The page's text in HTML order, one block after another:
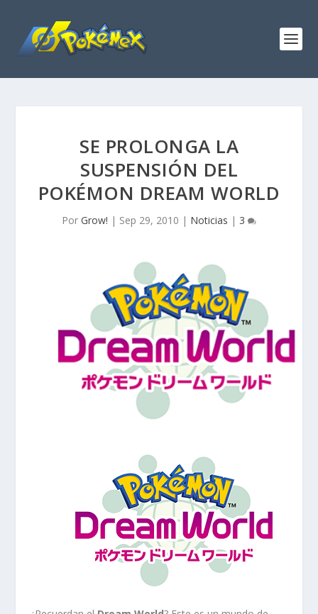
SE PROLONGA LA
SUSPENSIÓN DEL
POKÉMON DREAM WORLD
Por Grow! | Sep 29, 2010 | Noticias | 3